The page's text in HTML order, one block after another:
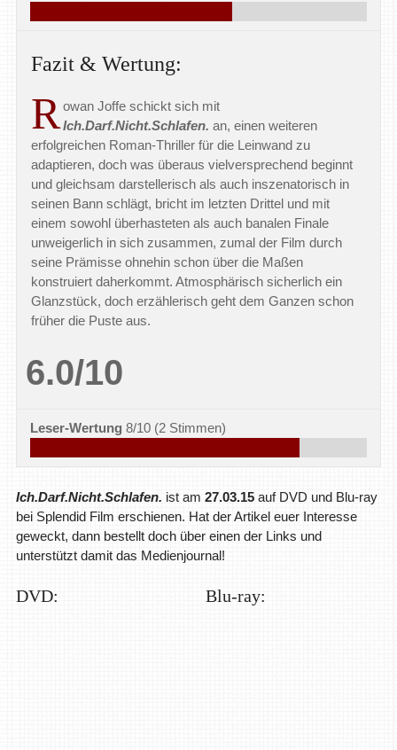
Fazit & Wertung:
Rowan Joffe schickt sich mit
Ich.Darf.Nicht.Schlafen. an, einen weiteren
erfolgreichen Roman-Thriller für die Leinwand zu
adaptieren, doch was überaus vielversprechend beginnt
und gleichsam darstellerisch als auch inszenatorisch in
seinen Bann schlägt, bricht im letzten Drittel und mit
einem sowohl überhasteten als auch banalen Finale
unweigerlich in sich zusammen, zumal der Film durch
seine Prämisse ohnehin schon über die Maßen
konstruiert daherkommt. Atmosphärisch sicherlich ein
Glanzstück, doch erzählerisch geht dem Ganzen schon
früher die Puste aus.
6.0/10
Leser-Wertung 8/10 (2Stimmen)
Ich.Darf.Nicht.Schlafen. ist am 27.03.15auf DVD und Blu-ray
bei Splendid Film erschienen. Hat der Artikel euer Interesse
geweckt, dann bestellt doch über einen der Links und
unterstützt damit das Medienjournal!
DVD: Blu-ray: